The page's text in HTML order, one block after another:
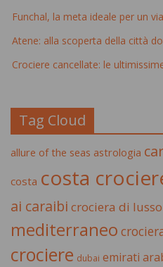
Funchal, la meta ideale per un
Atene: alla scoperta della città
Crociere cancellate: le
Tag Cloud
allure of the seas astrologia
costa costa
ai caraibi crociera di lusso
mediterraneo
crociere dubai emirati